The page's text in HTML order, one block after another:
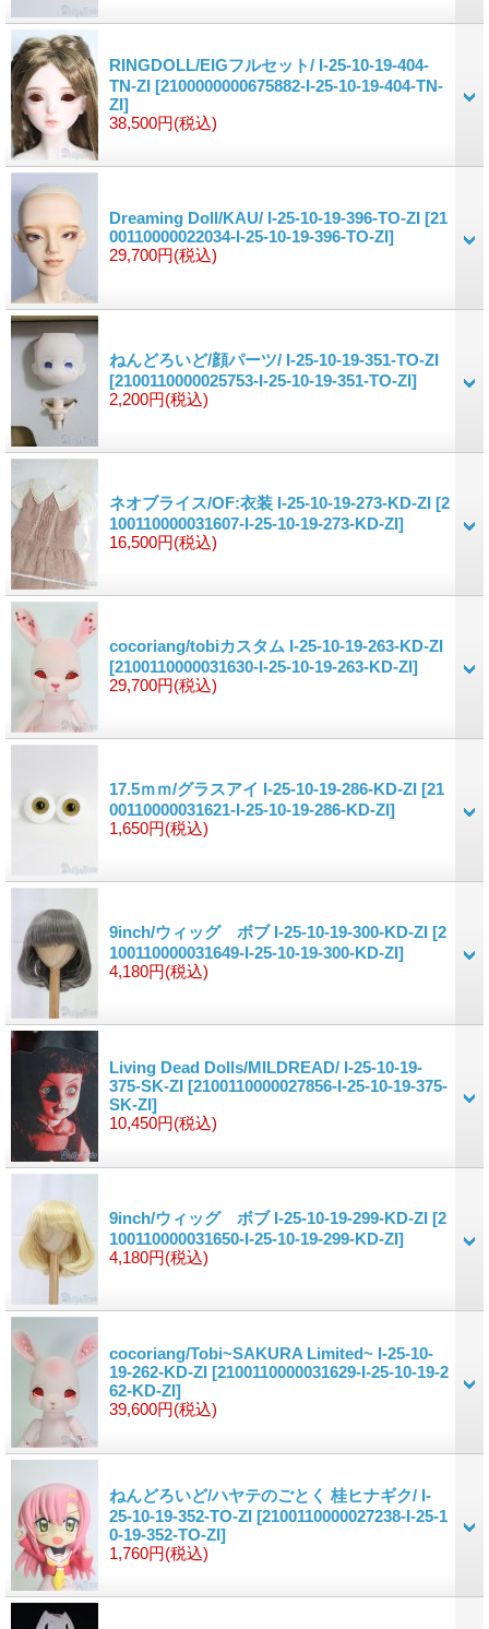
RINGDOLL/EIGフルセット/ I-25-10-19-404-
TN-ZI [2100000000675882-I-25-10-19-404-TN-
ZI]
38,500円(税込)
Dreaming Doll/KAU/ I-25-10-19-396-TO-ZI [21
00110000022034-I-25-10-19-396-TO-ZI]
29,700円(税込)
ねんどろいど/顔パーツ/ I-25-10-19-351-TO-ZI
[2100110000025753-I-25-10-19-351-TO-ZI]
2,200円(税込)
ネオブライス/OF:衣装 I-25-10-19-273-KD-ZI [2
100110000031607-I-25-10-19-273-KD-ZI]
16,500円(税込)
cocoriang/tobiカスタム I-25-10-19-263-KD-ZI
[2100110000031630-I-25-10-19-263-KD-ZI]
29,700円(税込)
17.5ｍｍ/グラスアイ I-25-10-19-286-KD-ZI [21
00110000031621-I-25-10-19-286-KD-ZI]
1,650円(税込)
9inch/ウィッグ ボブ I-25-10-19-300-KD-ZI [2
100110000031649-I-25-10-19-300-KD-ZI]
4,180円(税込)
Living Dead Dolls/MILDREAD/ I-25-10-19-
375-SK-ZI [2100110000027856-I-25-10-19-375-
SK-ZI]
10,450円(税込)
9inch/ウィッグ ボブ I-25-10-19-299-KD-ZI [2
100110000031650-I-25-10-19-299-KD-ZI]
4,180円(税込)
cocoriang/Tobi~SAKURA Limited~ I-25-10-
19-262-KD-ZI [2100110000031629-I-25-10-19-2
62-KD-ZI]
39,600円(税込)
ねんどろいど/ハヤテのごとく 桂ヒナギク/ I-
25-10-19-352-TO-ZI [2100110000027238-I-25-1
0-19-352-TO-ZI]
1,760円(税込)